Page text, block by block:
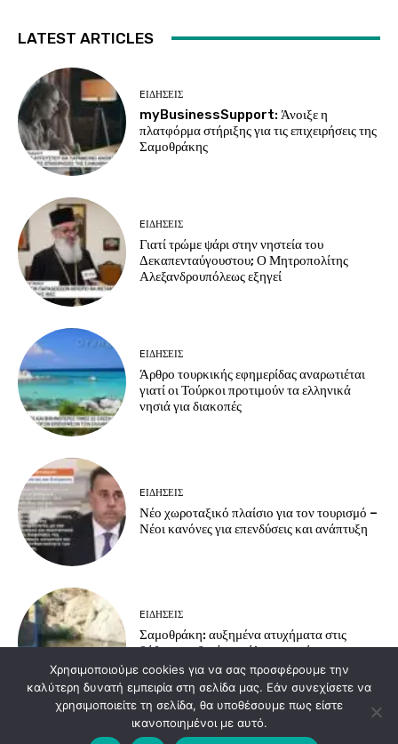
LATEST ARTICLES
EΙΔΗΣΕΙΣ
myBusinessSupport: Άνοιξε η
πλατφόρμα στήριξης για τις επιχειρήσεις της
Σαμοθράκης
EΙΔΗΣΕΙΣ
Γιατί τρώμε ψάρι στην νηστεία του
Δεκαπενταύγουστου; Ο Μητροπολίτης
Αλεξανδρουπόλεως εξηγεί
EΙΔΗΣΕΙΣ
Άρθρο τουρκικής εφημερίδας αναρωτιέται
γιατί οι Τούρκοι προτιμούν τα ελληνικά
νησιά για διακοπές
EΙΔΗΣΕΙΣ
Νέο χωροταξικό πλαίσιο για τον τουρισμό –
Νέοι κανόνες για επενδύσεις και ανάπτυξη
EΙΔΗΣΕΙΣ
Σαμοθράκη: αυξημένα ατυχήματα στις
βάθρες – οδηγίες πρόληψης από το
Πυροσβεστικό Κλιμάκιο Σαμοθράκης
Load more
Χρησιμοποιούμε cookies για να σας προσφέρουμε την
καλύτερη δυνατή εμπειρία στη σελίδα μας. Εάν συνεχίσετε να
χρησιμοποιείτε τη σελίδα, θα υποθέσουμε πως είστε
ικανοποιημένοι με αυτό.